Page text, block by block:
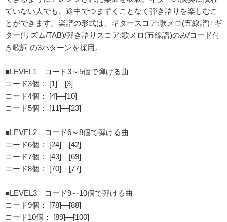
ていない人でも、途中でつまずくことなく弾き語りを楽しむこ
とができます。楽譜の形式は、ギタースコア:歌メロ(五線譜)+ギ
ター(リズム/TAB)/弾き語りスコア:歌メロ(五線譜)のみ/コード付
き歌詞 の3パターンを採用。
■LEVEL1 コード3～5個で弾ける曲
コード3個： [1]―[3]
コード4個： [4]―[10]
コード5個： [11]―[23]
■LEVEL2 コード6～8個で弾ける曲
コード6個： [24]―[42]
コード7個： [43]―[69]
コード8個： [70]―[77]
■LEVEL3 コード9～10個で弾ける曲
コード9個： [78]―[88]
コード10個： [89]―[100]